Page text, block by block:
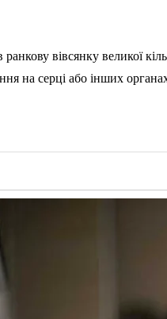
ранкову вівсянку великої
на серці або інших